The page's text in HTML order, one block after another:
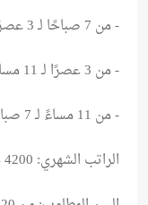
- من 7 صباحًا لـ 3 عصرًا
- من 3 عصرًا لـ 11 مساءً
- من 11 مساءً لـ 7 صباحًا
الراتب الشهري: 4200 جنيه